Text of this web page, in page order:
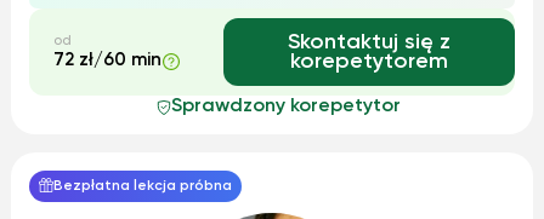
od
72 zł/60 min
Skontaktuj się z
korepetytorem
Sprawdzony korepetytor
Bezpłatna lekcja próbna